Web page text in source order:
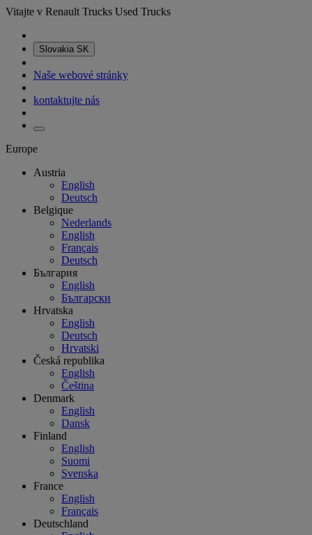
Vitajte v Renault Trucks Used Trucks
Slovakia SK
Naše webové stránky
kontaktujte nás
Europe
Austria
English
Deutsch
Belgique
Nederlands
English
Français
Deutsch
България
English
Български
Hrvatska
English
Deutsch
Hrvatski
Česká republika
English
Čeština
Denmark
English
Dansk
Finland
English
Suomi
Svenska
France
English
Français
Deutschland